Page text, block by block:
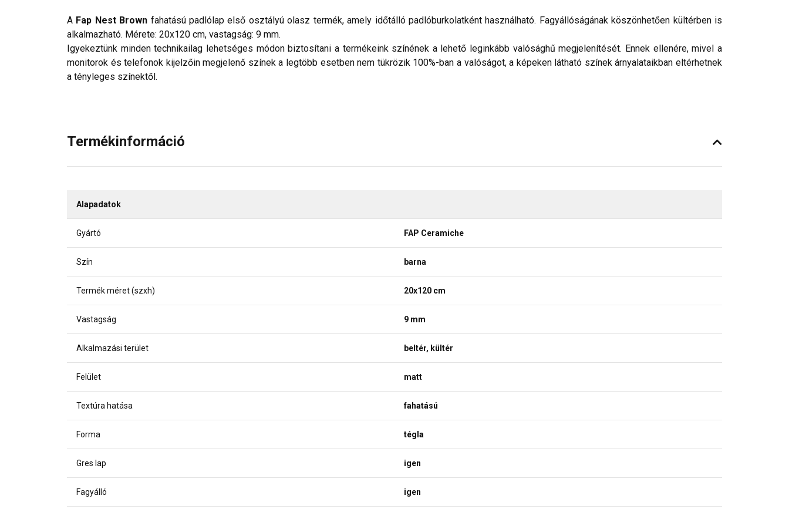
A Fap Nest Brown fahatású padlólap első osztályú olasz termék, amely időtálló padlóburkolatként használható. Fagyállóságának köszönhetően kültérben is
alkalmazható. Mérete: 20x120 cm, vastagság: 9 mm.
Igyekeztünk minden technikailag lehetséges módon biztosítani a termékeink színének a lehető leginkább valósághű megjelenítését. Ennek ellenére, mivel a
monitorok és telefonok kijelzőin megjelenő színek a legtöbb esetben nem tükrözik 100%-ban a valóságot, a képeken látható színek árnyalataikban eltérhetnek
a tényleges színektől.
Termékinformáció
Alapadatok
Gyártó FAP Ceramiche
Szín barna
Termék méret (szxh) 20x120 cm
Vastagság 9 mm
Alkalmazási terület beltér, kültér
Felület matt
Textúra hatása fahatású
Forma tégla
Gres lap igen
Fagyálló igen